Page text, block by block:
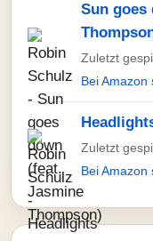
Sun goes
Zuletzt
Bei Amazon
Zuletzt
Bei Amazon